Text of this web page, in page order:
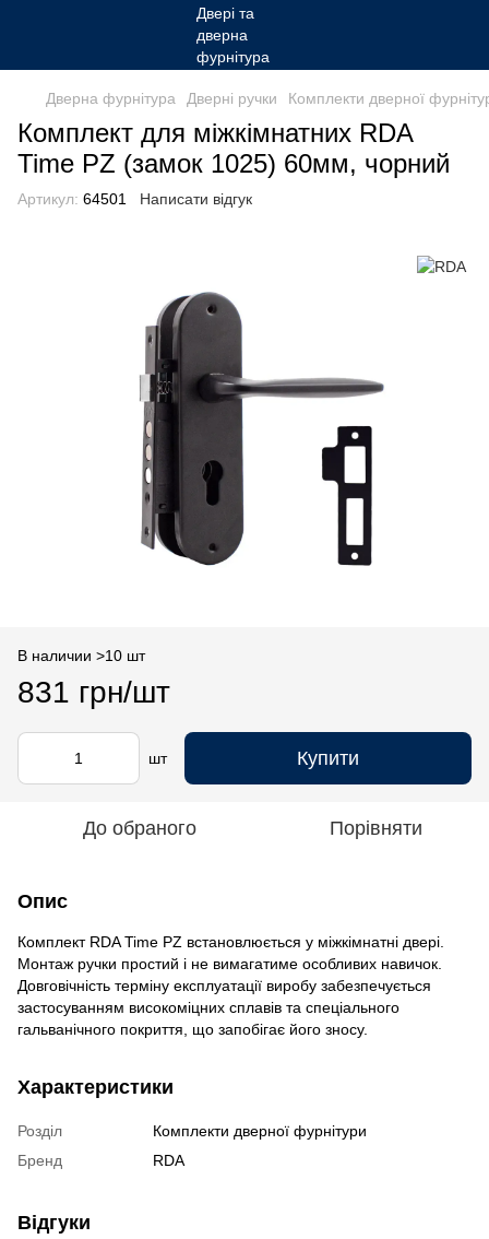
Дверна фурнітура Дверні ручки Комплекти дверної
Комплект для міжкімнатних RDA
Time PZ (замок 1025) 60мм, чорний
Артикул: 64501 Написати відгук
В наличии >10 шт
831 грн/шт
шт Купити
До обраного Порівняти
Опис
Комплект RDA Time PZ встановлюється у міжкімнатні двері.
Монтаж ручки простий і не вимагатиме особливих навичок.
Довговічність терміну експлуатації виробу забезпечується
застосуванням високоміцних сплавів та спеціального
гальванічного покриття, що запобігає його зносу.
Характеристики
Розділ
Комплекти дверної фурнітури
Бренд
RDA
Відгуки